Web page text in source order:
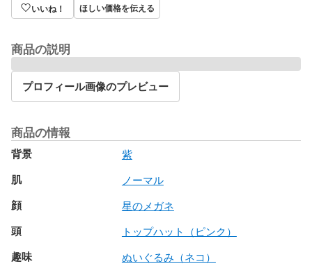
いいね！ ほしい価格を伝える
商品の説明
プロフィール画像のプレビュー
商品の情報
背景 紫
肌 ノーマル
顔 星のメガネ
頭 トップハット（ピンク）
趣味 ぬいぐるみ（ネコ）